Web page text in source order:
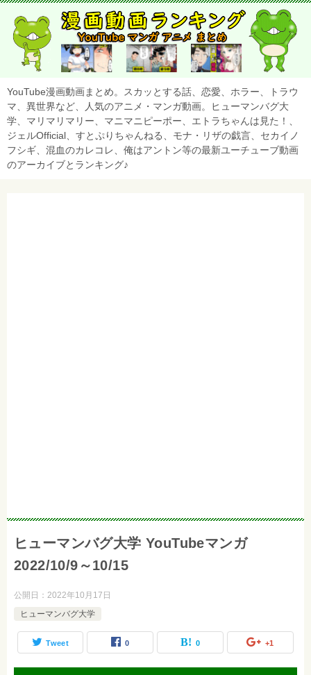
YouTube漫画動画まとめ。スカッとする話、恋愛、ホラー、トラウ
マ、異世界など、人気のアニメ・マンガ動画。ヒューマンバグ大
学、マリマリマリー、マニマニピーポー、エトラちゃんは見た！、
ジェルOfficial、すとぷりちゃんねる、モナ・リザの戯言、セカイノ
フシギ、混血のカレコレ、俺はアントン等の最新ユーチューブ動画
のアーカイブとランキング♪
ヒューマンバグ大学 YouTubeマンガ
2022/10/9～10/15
公開日： 2022年10月17日
ヒューマンバグ大学
Tweet 0 0 +1